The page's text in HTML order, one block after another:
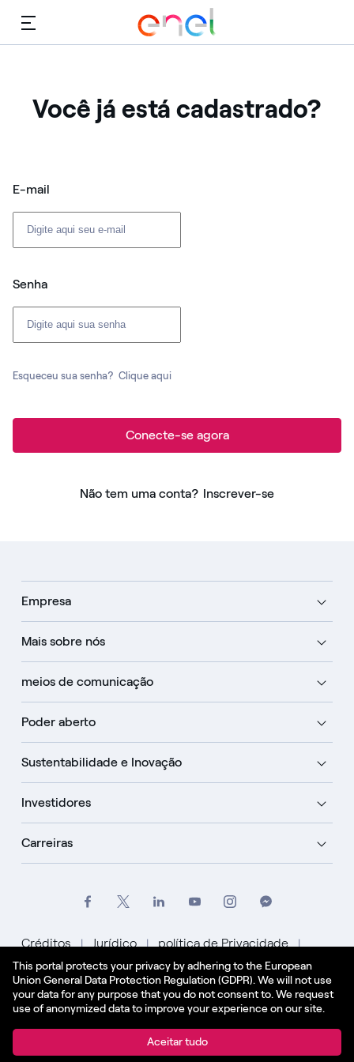
This portal protects your privacy by adhering to the European
Union General Data Protection Regulation (GDPR). We will not use
your data for any purpose that you do not consent to. We request
use of anonymized data to improve your experience on our site.
Aceitar tudo
Cardápio
Você já está cadastrado?
Login: usuário e senha
E-mail
Senha
Esqueceu sua senha? Clique aqui
Conecte-se agora
Não tem uma conta? Inscrever-se
Empresa
Mais sobre nós
meios de comunicação
Poder aberto
Sustentabilidade e Inovação
Investidores
Carreiras
Créditos Jurídico
política de Privacidade
Política de Cookies
Português
© Enel Spa Todos os direitos reservados Enel Spa